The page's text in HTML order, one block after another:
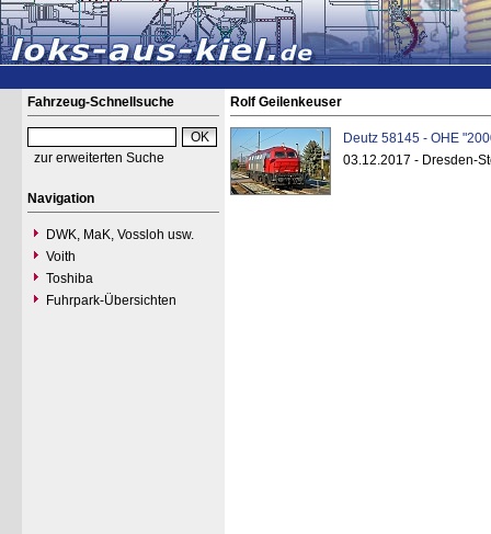
Fahrzeug-Schnellsuche
zur erweiterten Suche
Navigation
DWK, MaK, Vossloh usw.
Voith
Toshiba
Fuhrpark-Übersichten
Rolf Geilenkeuser
Deutz 58145 - OHE
03.12.2017 - Dresden-